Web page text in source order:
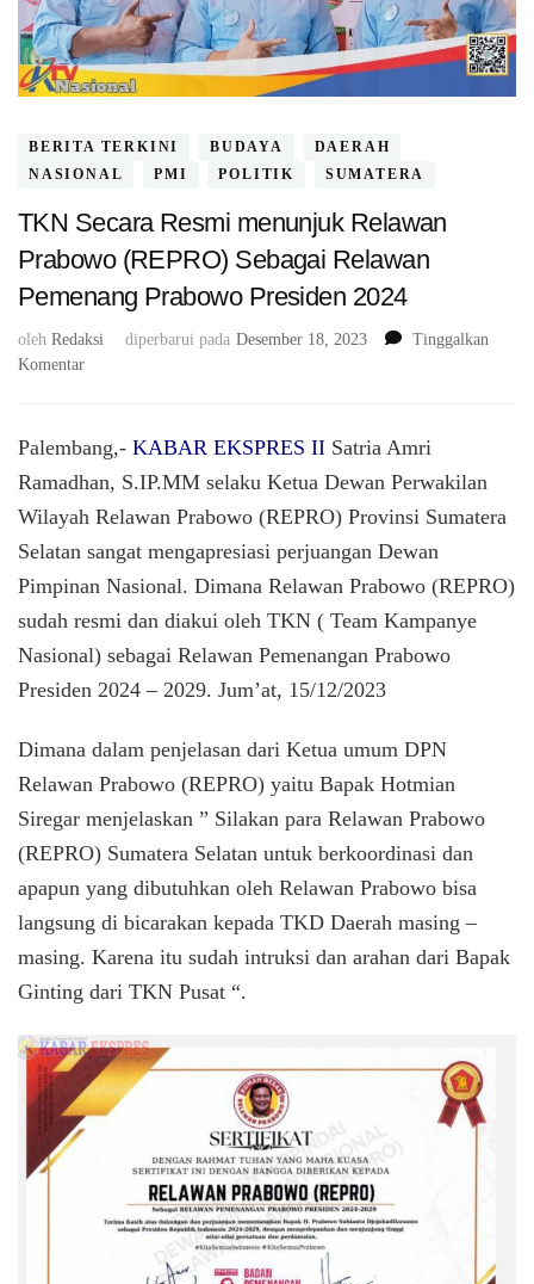
BERITA TERKINI BUDAYA
DAERAH
NASIONAL
PMI POLITIK SUMATERA
TKN Secara Resmi menunjuk Relawan
Prabowo (REPRO) Sebagai Relawan
Pemenang Prabowo Presiden 2024
oleh Redaksi diperbarui pada Desember 18, 2023
Tinggalkan
Komentarpada
menunjuk
Relawan
Prabowo
Sebagai
Relawan
Pemenang
Presiden
2024
Palembang,- KABAR EKSPRES II Satria Amri
Ramadhan, S.IP.MM selaku Ketua Dewan Perwakilan
Wilayah Relawan Prabowo (REPRO) Provinsi Sumatera
Selatan sangat mengapresiasi perjuangan Dewan
Pimpinan Nasional. Dimana Relawan Prabowo (REPRO)
sudah resmi dan diakui oleh TKN ( Team Kampanye
Nasional) sebagai Relawan Pemenangan Prabowo
Presiden 2024 – 2029. Jum’at, 15/12/2023
Dimana dalam penjelasan dari Ketua umum DPN
Relawan Prabowo (REPRO) yaitu Bapak Hotmian
Siregar menjelaskan ” Silakan para Relawan Prabowo
(REPRO) Sumatera Selatan untuk berkoordinasi dan
apapun yang dibutuhkan oleh Relawan Prabowo bisa
langsung di bicarakan kepada TKD Daerah masing –
masing. Karena itu sudah intruksi dan arahan dari Bapak
Ginting dari TKN Pusat “.